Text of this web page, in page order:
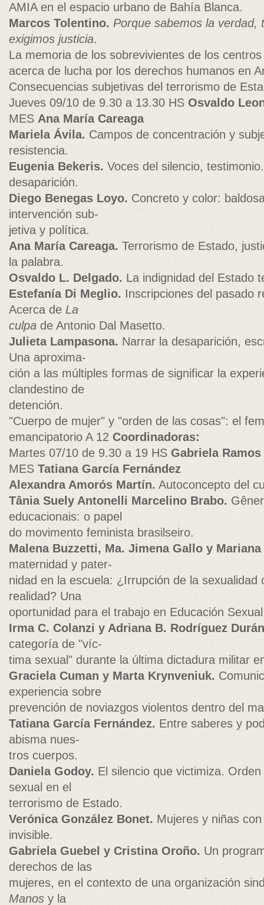
AMIA en el espacio urbano de Bahía Blanca.
Marcos Tolentino. Porque sabemos la verdad,
exigimos justicia.
La memoria de los sobrevivientes de los
acerca de lucha por los derechos humanos en
Consecuencias subjetivas del terrorismo de
Jueves 09/10 de 9.30 a 13.30 HSOsvaldo
MES Ana María Careaga
Mariela Ávila. Campos de concentración y
resistencia.
Eugenia Bekeris. Voces del silencio,
desaparición.
Diego Benegas Loyo. Concreto y color:
intervención sub-
jetiva y política.
Ana María Careaga. Terrorismo de Estado,
la palabra.
Osvaldo L. Delgado. La indignidad del Estado
Estefanía Di Meglio. Inscripciones del pasado
Acerca de La
culpa de Antonio Dal Masetto.
Julieta Lampasona. Narrar la desaparición,
Una aproxima-
ción a las múltiples formas de significar la
clandestino de
detención.
"Cuerpo de mujer" y "orden de las cosas": el
emancipatorio A 12Coordinadoras:
Martes 07/10 de 9.30 a 19 HSGabriela Ramos
MES Tatiana García Fernández
Alexandra Amorós Martín. Autoconcepto del
Tânia Suely Antonelli Marcelino Brabo.
educacionais: o papel
do movimento feminista brasilseiro.
Malena Buzzetti, Ma. Jimena Gallo y Mariana
maternidad y pater-
nidad en la escuela: ¿Irrupción de la sexualidad
realidad? Una
oportunidad para el trabajo en Educación
Irma C. Colanzi y Adriana B. Rodríguez
categoría de "víc-
tima sexual" durante la última dictadura militar
Graciela Cuman y Marta Krynveniuk.
experiencia sobre
prevención de noviazgos violentos dentro del
Tatiana García Fernández. Entre saberes y
abisma nues-
tros cuerpos.
Daniela Godoy. El silencio que victimiza.
sexual en el
terrorismo de Estado.
Verónica González Bonet. Mujeres y niñas
invisible.
Gabriela Guebel y Cristina Oroño. Un
derechos de las
mujeres, en el contexto de una organización
Manos y la